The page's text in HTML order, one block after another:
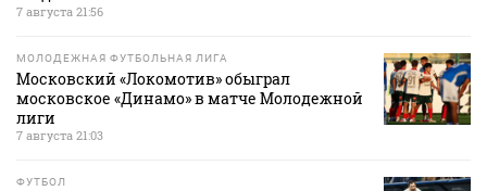
7 августа 21:56
МОЛОДЕЖНАЯ ФУТБОЛЬНАЯ ЛИГА
Московский «Локомотив» обыграл
московское «Динамо» в матче Молодежной
лиги
7 августа 21:03
ФУТБОЛ